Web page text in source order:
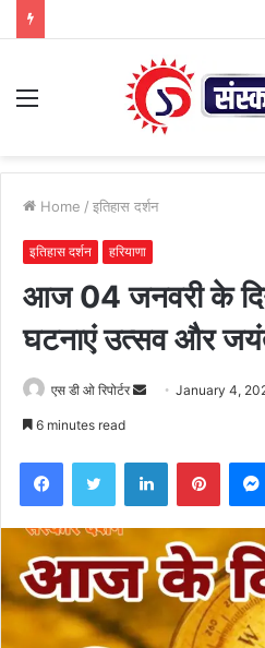
Menu
Home / इतिहास दर्शन
इतिहास दर्शन हरियाणा
आज 04 जनवरी के
घटनाएं उत्सव और
एस डी ओ रिपोर्टर
Send January 4,
6 minutes read
FacebookTwitter LinkedIn